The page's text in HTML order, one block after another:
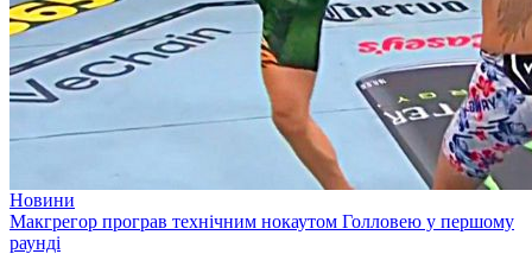
Новини
Макгрегор програв технічним нокаутом Голловею у першому
раунді